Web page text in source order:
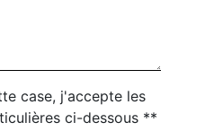
case, j'accepte les
ci-dessous **